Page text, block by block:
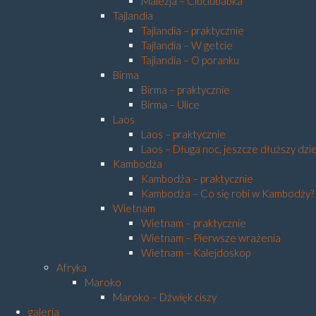
Tajlandia
Tajlandia – praktycznie
Tajlandia – W getcie
Tajlandia – O poranku
Birma
Birma – praktycznie
Birma – Ulice
Laos
Laos – praktycznie
Laos – Długa noc, jeszcze dłuższy
Kambodża
Kambodża – praktycznie
Kambodża – Co się robi w Kambodży?
Wietnam
Wietnam – praktycznie
Wietnam – Pierwsze wrażenia
Wietnam – Kalejdoskop
Afryka
Maroko
Maroko – Dźwięk ciszy
galeria